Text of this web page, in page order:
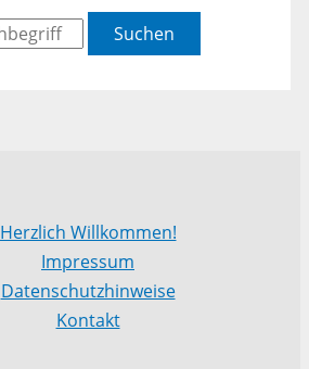
Suchen
Herzlich Willkommen!
Impressum
Datenschutzhinweise
Kontakt